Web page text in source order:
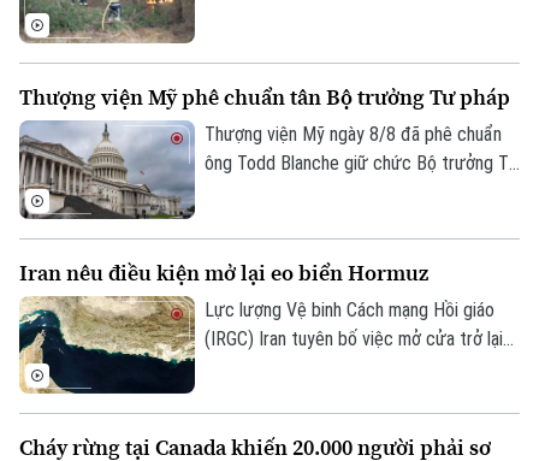
Chuyên mục
Hà Nội
Chính trị
Hà Nội
Nhịp sống Hà Nội
Người Hà Nội
Thế giới
lên tới 40°C ở nhiều nơi.
Thượng viện Mỹ phê chuẩn tân Bộ trưởng Tư pháp
Thượng viện Mỹ ngày 8/8 đã phê chuẩn
ông Todd Blanche giữ chức Bộ trưởng Tư
Donald Trump.
Iran nêu điều kiện mở lại eo biển Hormuz
Lực lượng Vệ binh Cách mạng Hồi giáo
(IRGC) Iran tuyên bố việc mở cửa trở lại
đến các cuộc đàm phán với Oman.
Cháy rừng tại Canada khiến 20.000 người phải sơ